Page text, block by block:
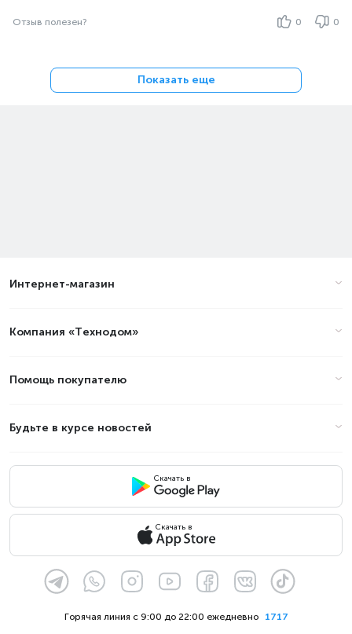
Отзыв полезен? 0 0
Показать еще
Интернет-магазин
Компания «Технодом»
Помощь покупателю
Будьте в курсе новостей
Скачать в
Скачать в
1717
Горячая линия с 9:00 до 22:00 ежедневно